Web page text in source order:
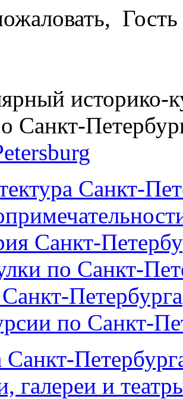
Гость
историко-
Санкт-
Санкт-
Санкт-
по Санкт-
Петербурга
по Санкт-
Санкт-
галереи и